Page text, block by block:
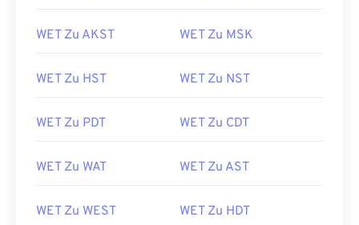
WET Zu AKST WET Zu MSK
WET Zu HST WET Zu NST
WET Zu PDT WET Zu CDT
WET Zu WAT WET Zu AST
WET Zu WEST WET Zu HDT